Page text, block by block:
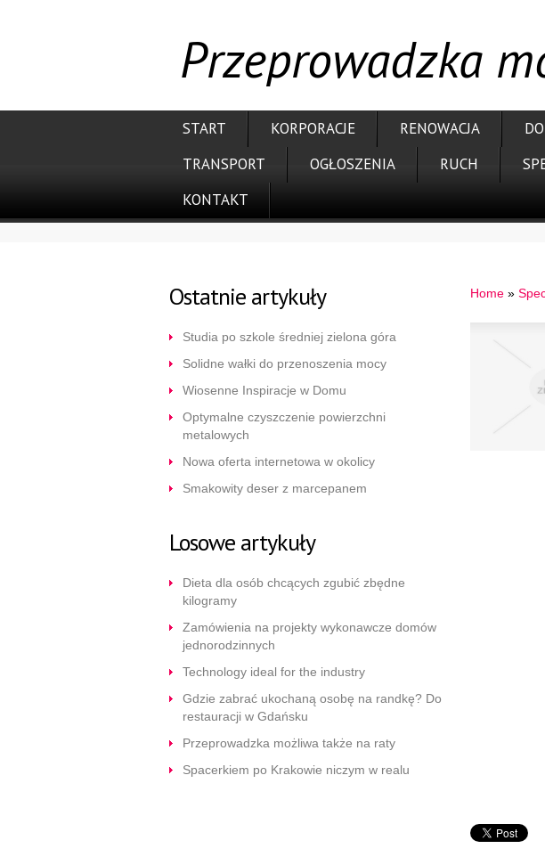
Przeprowadzka
START KORPORACJE RENOWACJA
TRANSPORT
OGŁOSZENIA RUCH
KONTAKT
Ostatnie artykuły
Studia po szkole średniej zielona góra
Solidne wałki do przenoszenia mocy
Wiosenne Inspiracje w Domu
Optymalne czyszczenie powierzchni
metalowych
Nowa oferta internetowa w okolicy
Smakowity deser z marcepanem
Losowe artykuły
Dieta dla osób chcących zgubić zbędne
kilogramy
Zamówienia na projekty wykonawcze domów
jednorodzinnych
Technology ideal for the industry
Gdzie zabrać ukochaną osobę na randkę? Do
restauracji w Gdańsku
Przeprowadzka możliwa także na raty
Spacerkiem po Krakowie niczym w realu
Home»